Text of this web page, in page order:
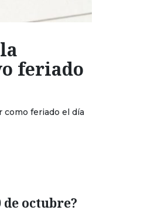
feriado
como feriado el día
de octubre?